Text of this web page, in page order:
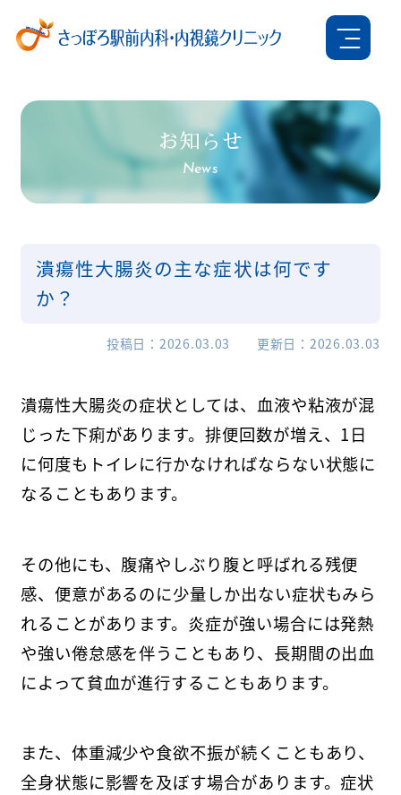
お知らせ
News
潰瘍性大腸炎の主な症状は何です
か？
投稿日 2026.03.03 更新日 2026.03.03
潰瘍性大腸炎の症状としては、血液や粘液が混
じった下痢があります。排便回数が増え、1日
に何度もトイレに行かなければならない状態に
なることもあります。
その他にも、腹痛やしぶり腹と呼ばれる残便
感、便意があるのに少量しか出ない症状もみら
れることがあります。炎症が強い場合には発熱
や強い倦怠感を伴うこともあり、長期間の出血
によって貧血が進行することもあります。
また、体重減少や食欲不振が続くこともあり、
全身状態に影響を及ぼす場合があります。症状